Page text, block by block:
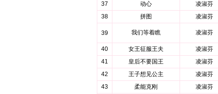
37
动心
凌淑芬
38
拼图 凌淑芬
39 我们等着瞧 凌淑芬
40 女王征服王夫
凌淑芬
41
皇后不要国王
凌淑芬
42
王子想见公主
凌淑芬
43
柔能克刚
凌淑芬